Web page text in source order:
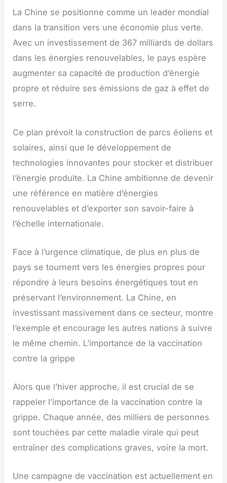
La Chine se positionne comme un leader mondial
dans la transition vers une économie plus verte.
Avec un investissement de 367 milliards de dollars
dans les énergies renouvelables, le pays espère
augmenter sa capacité de production d’énergie
propre et réduire ses émissions de gaz à effet de
serre.
Ce plan prévoit la construction de parcs éoliens et
solaires, ainsi que le développement de
technologies innovantes pour stocker et distribuer
l’énergie produite. La Chine ambitionne de devenir
une référence en matière d’énergies
renouvelables et d’exporter son savoir-faire à
l’échelle internationale.
Face à l’urgence climatique, de plus en plus de
pays se tournent vers les énergies propres pour
répondre à leurs besoins énergétiques tout en
préservant l’environnement. La Chine, en
investissant massivement dans ce secteur, montre
l’exemple et encourage les autres nations à suivre
le même chemin. L’importance de la vaccination
contre la grippe
Alors que l’hiver approche, il est crucial de se
rappeler l’importance de la vaccination contre la
grippe. Chaque année, des milliers de personnes
sont touchées par cette maladie virale qui peut
entraîner des complications graves, voire la mort.
Une campagne de vaccination est actuellement en